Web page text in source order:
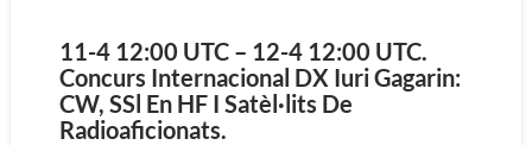
11-4 12:00 UTC – 12-4 12:00 UTC.
Concurs Internacional DX Iuri Gagarin:
CW, SSl En HF I Satèl·lits De
Radioaficionats.